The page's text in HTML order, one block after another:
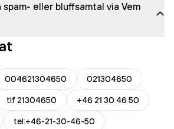
eller bluffsamtal via Vem
004621304650
021304650
tlf 21304650
+46 21 30 46 50
tel:+46-21-30-46-50